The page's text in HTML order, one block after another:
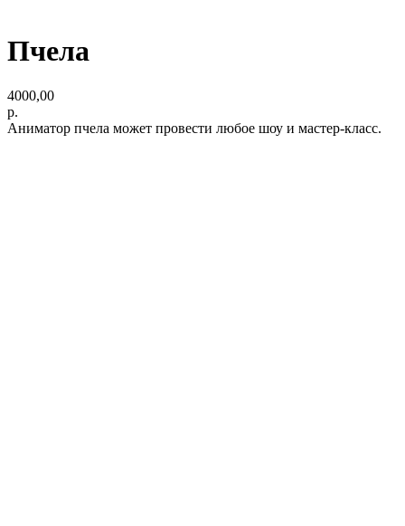
Пчела
4000,00
р.
Аниматор пчела может провести любое шоу и мастер-класс.